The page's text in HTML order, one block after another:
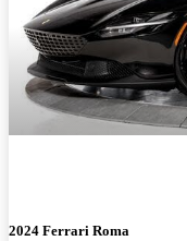
2024 Ferrari Roma